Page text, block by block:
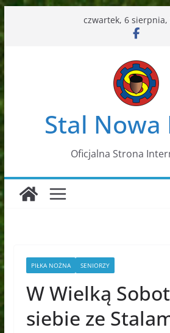
do
czwartek, 6 sierpnia,
Stal Nowa
Oficjalna Strona
PIŁKA NOŻNA SENIORZY
W Wielką
siebie ze